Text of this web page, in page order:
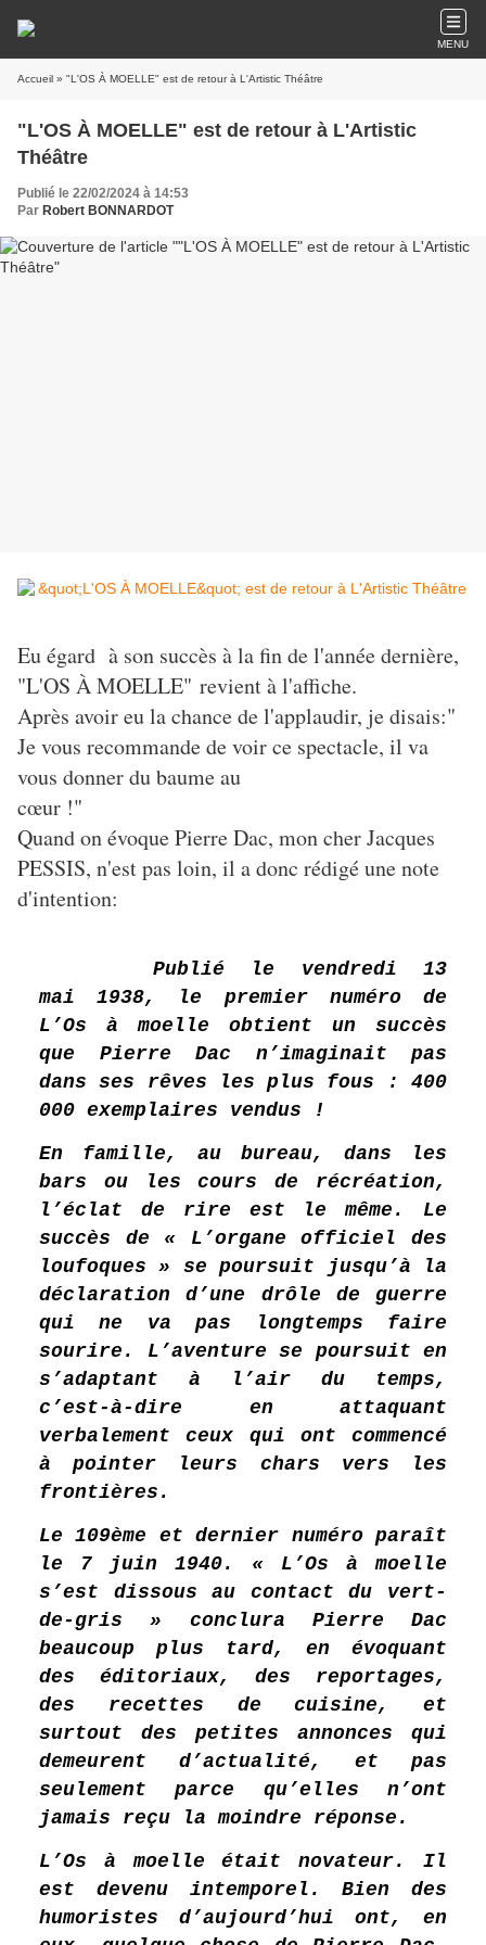
MENU
Accueil » "L'OS À MOELLE" est de retour à L'Artistic Théâtre
"L'OS À MOELLE" est de retour à L'Artistic
Théâtre
Publié le 22/02/2024 à 14:53
Par Robert BONNARDOT
Eu égard à son succès à la fin de l'année dernière,
"L'OS À MOELLE" revient à l'affiche.
Après avoir eu la chance de l'applaudir, je disais:"
Je vous recommande de voir ce spectacle, il va
vous donner du baume au
cœur !"
Quand on évoque Pierre Dac, mon cher Jacques
PESSIS, n'est pas loin, il a donc rédigé une note
d'intention:
Publié le vendredi 13
mai 1938, le premier numéro de
L’Os à moelle obtient un succès
que Pierre Dac n’imaginait pas
dans ses rêves les plus fous : 400
000 exemplaires vendus !
En famille, au bureau, dans les
bars ou les cours de récréation,
l’éclat de rire est le même. Le
succès de « L’organe officiel des
loufoques » se poursuit jusqu’à la
déclaration d’une drôle de guerre
qui ne va pas longtemps faire
sourire. L’aventure se poursuit en
s’adaptant à l’air du temps,
c’est-à-dire en attaquant
verbalement ceux qui ont commencé
à pointer leurs chars vers les
frontières.
Le 109ème et dernier numéro paraît
le 7 juin 1940. « L’Os à moelle
s’est dissous au contact du vert-
de-gris » conclura Pierre Dac
beaucoup plus tard, en évoquant
des éditoriaux, des reportages,
des recettes de cuisine, et
surtout des petites annonces qui
demeurent d’actualité, et pas
seulement parce qu’elles n’ont
jamais reçu la moindre réponse.
L’Os à moelle était novateur. Il
est devenu intemporel. Bien des
humoristes d’aujourd’hui ont, en